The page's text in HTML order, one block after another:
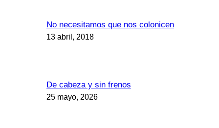
No necesitamos que nos colonicen
13 abril, 2018
De cabeza y sin frenos
25 mayo, 2026